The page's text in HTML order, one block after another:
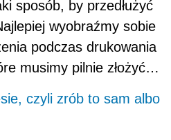
sposób, by przedłużyć
wyobraźmy sobie
podczas drukowania
musimy pilnie złożyć…
czyli zrób to sam albo